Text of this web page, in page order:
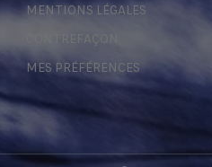
MENTIONS LÉGALES
CONTREFAÇON
MES PRÉFÉRENCES